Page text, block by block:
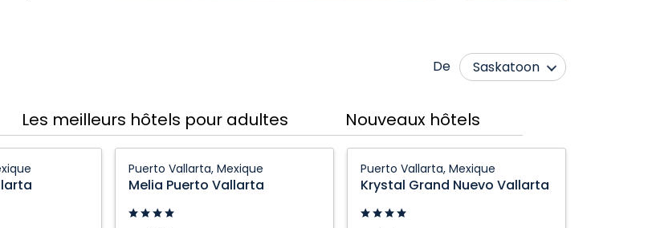
De
Saskatoon
Cranbrook
Edmonton
Fort McMurray
Grande Prairie
Ottawa
Québec City
Regina
Les meilleurs hôtels pour adultes Nouveaux hôtels
Puerto Vallarta, Mexique
Melia Puerto Vallarta
Puerto
Vallarta:
Puerto
Puerto Vallarta, Mexique
Krystal Grand Nuevo Vallarta
Grand
Nuevo
Vallarta: